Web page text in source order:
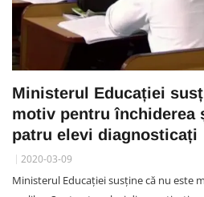
Ministerul Educației
motiv pentru închiderea
patru elevi diagnosticați
2020-03-09
Ministerul Educației susține că nu este